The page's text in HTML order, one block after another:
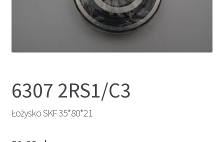
6307 2RS1/C3
Łożysko SKF 35*80*21